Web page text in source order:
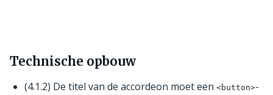
Technische opbouw
(4.1.2) De titel van de accordeon moet een <button>-